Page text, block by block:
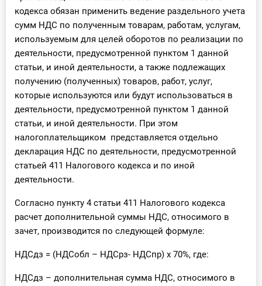
кодекса обязан применить ведение раздельного учета
сумм НДС по полученным товарам, работам, услугам,
используемым для целей оборотов по реализации по
деятельности, предусмотренной пунктом 1 данной
статьи, и иной деятельности, а также подлежащих
получению (полученных) товаров, работ, услуг,
которые используются или будут использоваться в
деятельности, предусмотренной пунктом 1 данной
статьи, и иной деятельности. При этом
налогоплательщиком представляется отдельно
декларация НДС по деятельности, предусмотренной
статьей 411 Налогового кодекса и по иной
деятельности.
Согласно пункту 4 статьи 411 Налогового кодекса
расчет дополнительной суммы НДС, относимого в
зачет, производится по следующей формуле:
НДСдз = (НДСобл – НДСрз- НДСпр) х 70%, где:
НДСдз – дополнительная сумма НДС, относимого в